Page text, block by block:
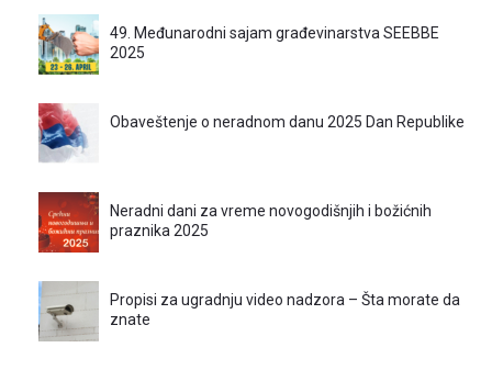
49. Međunarodni sajam građevinarstva SEEBBE
2025
Obaveštenje o neradnom danu 2025 Dan Republike
Neradni dani za vreme novogodišnjih i božićnih
praznika 2025
Propisi za ugradnju video nadzora – Šta morate da
znate